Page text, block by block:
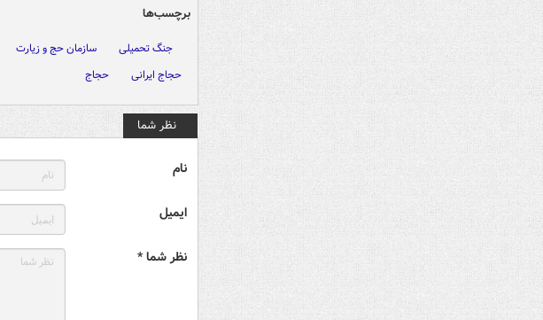
برچسب‌ها
جنگ تحمیلی سازمان حج و زیارت
حجاج ایرانی
حجاج
نظر شما
نام
ایمیل
نظر شما *